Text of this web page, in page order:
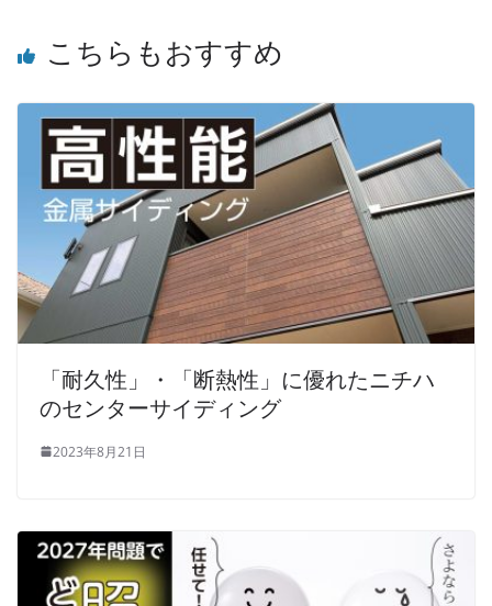
こちらもおすすめ
「耐久性」・「断熱性」に優れたニチハ
のセンターサイディング
2023年8月21日